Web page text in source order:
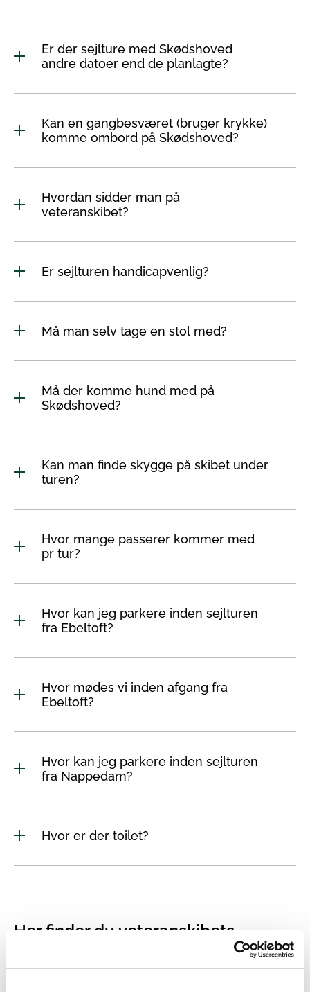
Er der sejlture med Skødshoved
andre datoer end de planlagte?
Kan en gangbesværet (bruger krykke)
komme ombord på Skødshoved?
Hvordan sidder man på
veteranskibet?
Er sejlturen handicapvenlig?
Må man selv tage en stol med?
Må der komme hund med på
Skødshoved?
Kan man finde skygge på skibet under
turen?
Hvor mange passerer kommer med
pr tur?
Hvor kan jeg parkere inden sejlturen
fra Ebeltoft?
Hvor mødes vi inden afgang fra
Ebeltoft?
Hvor kan jeg parkere inden sejlturen
fra Nappedam?
Hvor er der toilet?
Her finder du veteranskibets